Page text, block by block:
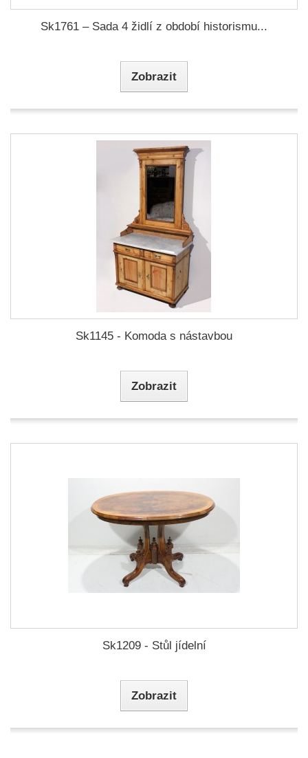
Sk1761 – Sada 4 židlí z období historismu...
Zobrazit
Sk1145 - Komoda s nástavbou
Zobrazit
Sk1209 - Stůl jídelní
Zobrazit